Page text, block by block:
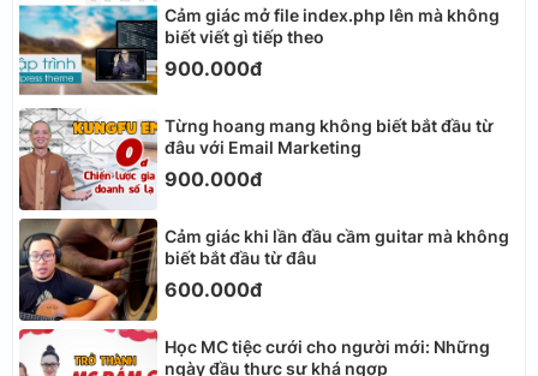
Cảm giác mở file index.php lên mà không
biết viết gì tiếp theo
900.000đ
Từng hoang mang không biết bắt đầu từ
đâu với Email Marketing
900.000đ
Cảm giác khi lần đầu cầm guitar mà không
biết bắt đầu từ đâu
600.000đ
Học MC tiệc cưới cho người mới: Những
ngày đầu thực sự khá ngợp